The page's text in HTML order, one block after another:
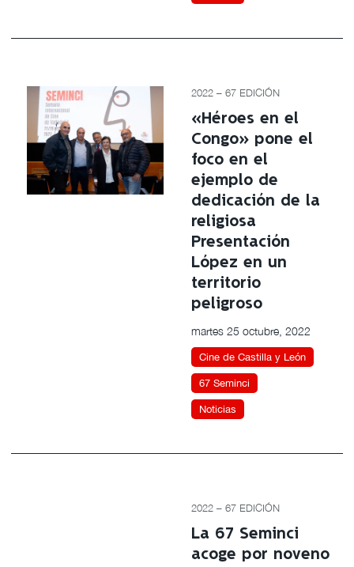
2022 – 67 EDICIÓN
«Héroes en el
Congo» pone el
foco en el
ejemplo de
dedicación de la
religiosa
Presentación
López en un
territorio
peligroso
martes 25 octubre, 2022
Cine de Castilla y León
67 Seminci
Noticias
2022 – 67 EDICIÓN
La 67 Seminci
acoge por noveno